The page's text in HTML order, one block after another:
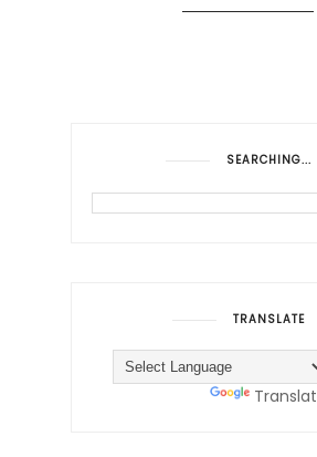
SEARCHING...
TRANSLATE